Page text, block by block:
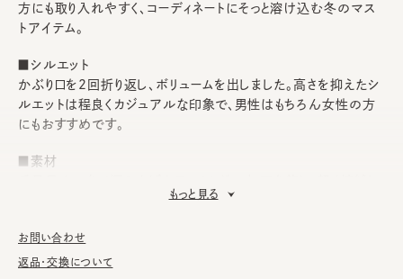
方にも取り入れやすく、コーディネートにそっと溶け込む冬のマス
トアイテム。
■シルエット
かぶり口を2回折り返し、ボリュームを出しました。高さを抑えたシ
ルエットは程良くカジュアルな印象で、男性はもちろん女性の方
にもおすすめです。
■素材
て独特な風合いを表現。ふわふわと肌触りが良く、長時間の着用
■お手入れ方法
もっと見る
お問い合わせ
返品・交換について